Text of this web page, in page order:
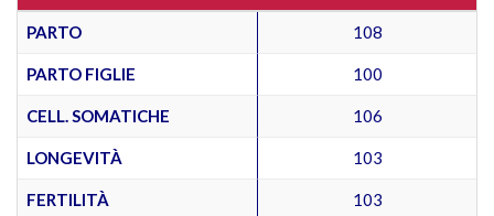
PARTO 108
PARTO FIGLIE 100
CELL. SOMATICHE 106
LONGEVITÀ 103
FERTILITÀ 103